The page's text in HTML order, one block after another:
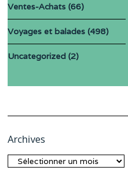
Ventes-Achats (66)
Voyages et balades (498)
Uncategorized (2)
Archives
Archives